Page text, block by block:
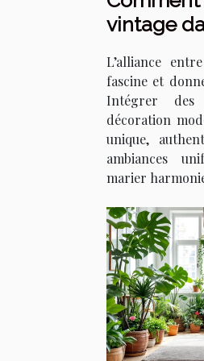
vintage
L’alliance
fascine et
Intégrer
décoration
unique,
ambiances
marier